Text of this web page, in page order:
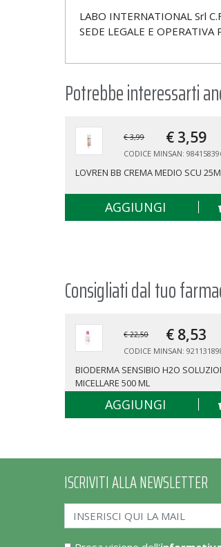
LABO INTERNATIONAL Srl
SEDE LEGALE E
Potrebbe interessarti
€ 3,99 € 3,59
CODICE MINSAN:
LOVREN BB CREMA MEDIO SCU
AGGIUNGI
Consigliati dal tuo
€ 22,50 € 8,53
CODICE MINSAN:
BIODERMA SENSIBIO H2O
MICELLARE 500 ML
AGGIUNGI
ISCRIVITI ALLA NEWSLETTER